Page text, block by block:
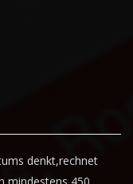
denkt,rechnet